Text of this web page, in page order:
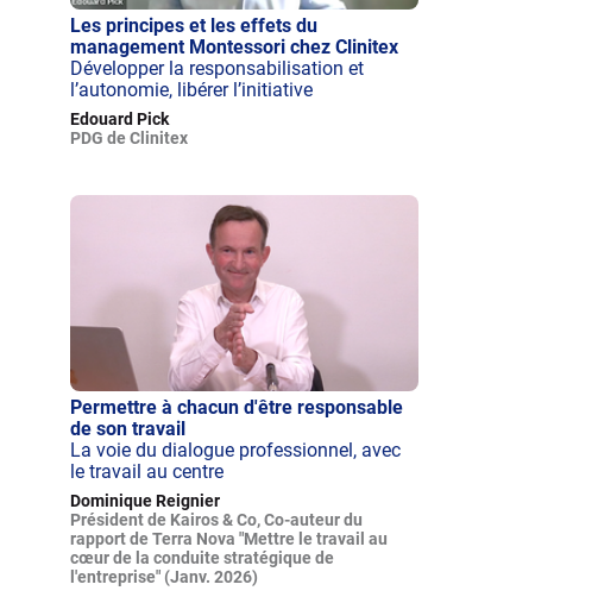
Les principes et les effets du
management Montessori chez Clinitex
Développer la responsabilisation et
l’autonomie, libérer l’initiative
Edouard Pick
PDG de Clinitex
Permettre à chacun d'être responsable
de son travail
La voie du dialogue professionnel, avec
le travail au centre
Dominique Reignier
Président de Kairos & Co, Co-auteur du
rapport de Terra Nova "Mettre le travail au
cœur de la conduite stratégique de
l'entreprise" (Janv. 2026)